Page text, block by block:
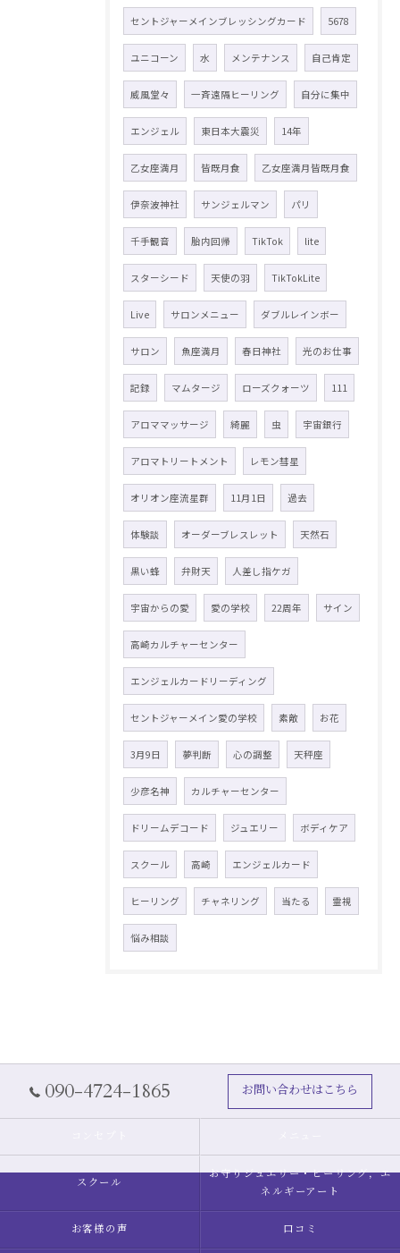
セントジャーメインブレッシングカード 5678
ユニコーン 水 メンテナンス 自己肯定
威風堂々 一斉遠隔ヒーリング 自分に集中
エンジェル 東日本大震災 14年
乙女座満月 皆既月食 乙女座満月皆既月食
伊奈波神社 サンジェルマン パリ
千手観音 胎内回帰 TikTok lite
スターシード 天使の羽 TikTokLite
Live サロンメニュー ダブルレインボー
サロン 魚座満月 春日神社 光のお仕事
記録 マムタージ ローズクォーツ 111
アロママッサージ 綺麗 虫 宇宙銀行
アロマトリートメント レモン彗星
オリオン座流星群 11月1日 過去
体験談 オーダーブレスレット 天然石
黒い蜂 弁財天 人差し指ケガ
宇宙からの愛 愛の学校 22周年 サイン
高崎カルチャーセンター
エンジェルカードリーディング
セントジャーメイン愛の学校 素敵 お花
3月9日 夢判断 心の調整 天秤座
少彦名神 カルチャーセンター
ドリームデコード ジュエリー ボディケア
スクール 高崎 エンジェルカード
ヒーリング チャネリング 当たる 霊視
悩み相談
090-4724-1865 お問い合わせはこちら
スクール
お守りジュエリー・ヒーリング，エ
ネルギーアート
お客様の声 口コミ